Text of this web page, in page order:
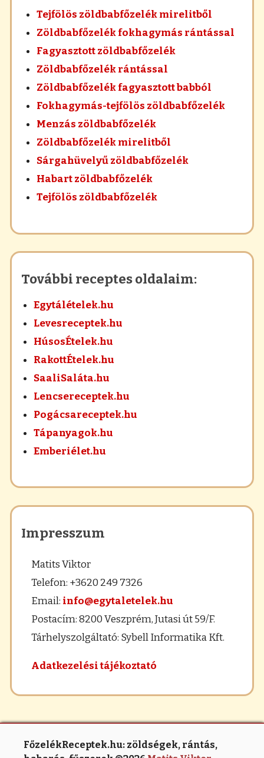
Tejfölös zöldbabfőzelék mirelitből
Zöldbabfőzelék fokhagymás rántással
Fagyasztott zöldbabfőzelék
Zöldbabfőzelék rántással
Zöldbabfőzelék fagyasztott babból
Fokhagymás-tejfölös zöldbabfőzelék
Menzás zöldbabfőzelék
Zöldbabfőzelék mirelitből
Sárgahüvelyű zöldbabfőzelék
Habart zöldbabfőzelék
Tejfölös zöldbabfőzelék
További receptes oldalaim:
Egytálételek.hu
Levesreceptek.hu
HúsosÉtelek.hu
RakottÉtelek.hu
SaaliSaláta.hu
Lencsereceptek.hu
Pogácsareceptek.hu
Tápanyagok.hu
Emberiélet.hu
Impresszum
Matits Viktor
Telefon: +3620 249 7326
Email: info@egytaletelek.hu
Postacím: 8200 Veszprém, Jutasi út 59/F.
Tárhelyszolgáltató: Sybell Informatika Kft.
Adatkezelési tájékoztató
FőzelékReceptek.hu: zöldségek, rántás,